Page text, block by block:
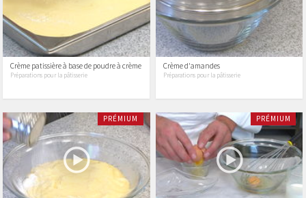
Crème patissière à base de poudre à crème
Préparations pour la pâtisserie
Crème d'amandes
Préparations pour la pâtisserie
PRÉMIUM PRÉMIUM